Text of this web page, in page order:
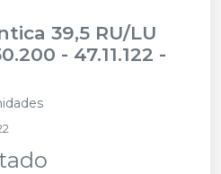
39,5 RU/LU
- 47.11.122 -